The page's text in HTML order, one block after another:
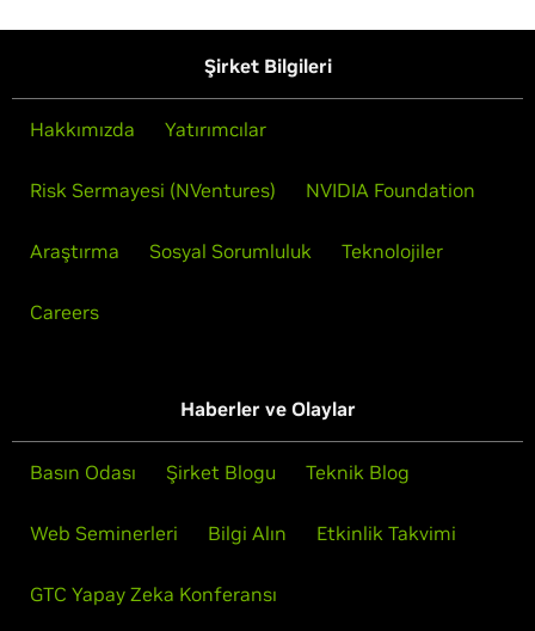
Şirket Bilgileri
Hakkımızda Yatırımcılar
Risk Sermayesi (NVentures) NVIDIA Foundation
Araştırma Sosyal Sorumluluk Teknolojiler
Careers
Haberler ve Olaylar
Basın Odası Şirket Blogu Teknik Blog
Web Seminerleri Bilgi Alın Etkinlik Takvimi
GTC Yapay Zeka Konferansı